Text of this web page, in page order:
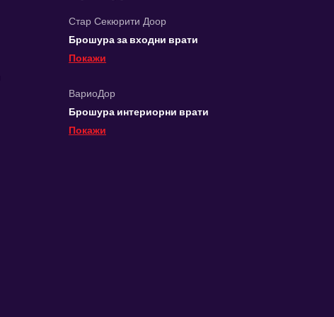
Стар Секюрити Доор
Брошура за входни врати
Покажи
ВариоДор
Брошура интериорни врати
Покажи